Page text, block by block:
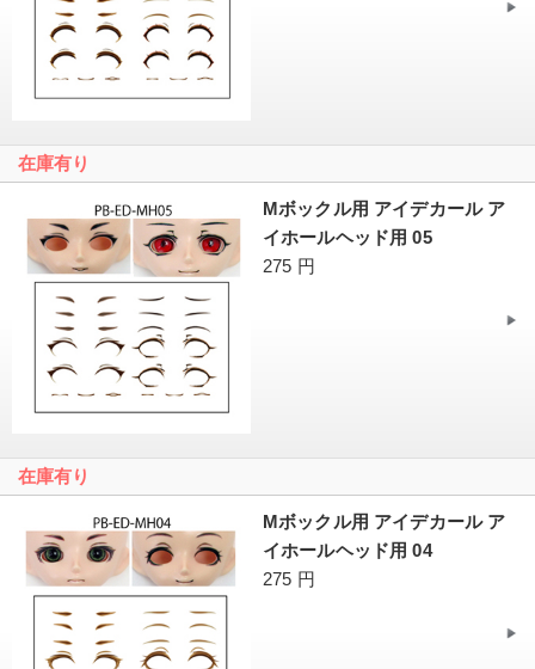
在庫有り
Mボックル用 アイデカール ア
イホールヘッド用 05
275 円
在庫有り
Mボックル用 アイデカール ア
イホールヘッド用 04
275 円